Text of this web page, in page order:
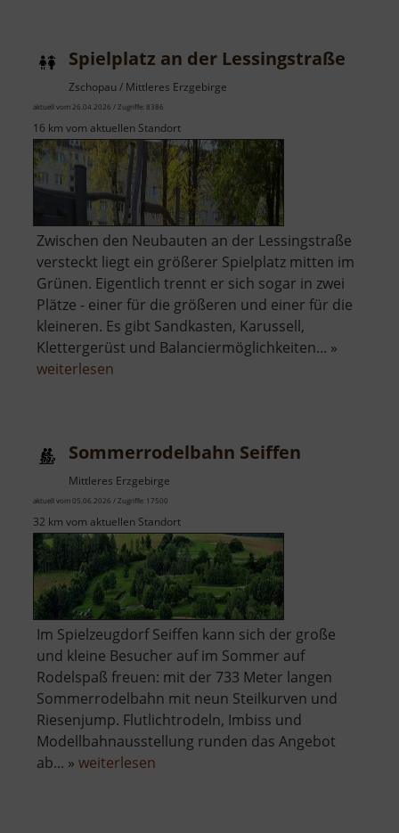
Spielplatz an der Lessingstraße
Zschopau / Mittleres Erzgebirge
aktuell vom 26.04.2026 / Zugriffe: 8386
16 km vom aktuellen Standort
Zwischen den Neubauten an der Lessingstraße
versteckt liegt ein größerer Spielplatz mitten im
Grünen. Eigentlich trennt er sich sogar in zwei
Plätze - einer für die größeren und einer für die
kleineren. Es gibt Sandkasten, Karussell,
Klettergerüst und Balanciermöglichkeiten... »
weiterlesen
Lessingstraße
Sommerrodelbahn Seiffen
Mittleres Erzgebirge
aktuell vom 05.06.2026 / Zugriffe: 17500
32 km vom aktuellen Standort
Im Spielzeugdorf Seiffen kann sich der große
und kleine Besucher auf im Sommer auf
Rodelspaß freuen: mit der 733 Meter langen
Sommerrodelbahn mit neun Steilkurven und
Riesenjump. Flutlichtrodeln, Imbiss und
Modellbahnausstellung runden das Angebot
ab... » weiterlesen